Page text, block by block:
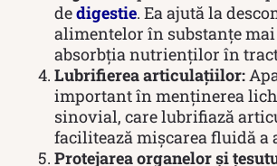
dedigestie. Ea ajută la
alimentelor în substanțe
absorbția nutrienților în
Lubrifierea articulațiilor:
important în menținerea
sinovial, care lubrifiază
facilitează mișcarea fluidă a
Protejarea organelor și